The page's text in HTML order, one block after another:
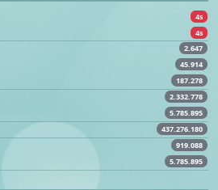
4s
4s
2.647
45.914
187.278
2.332.778
5.785.895
437.276.180
919.088
5.785.895